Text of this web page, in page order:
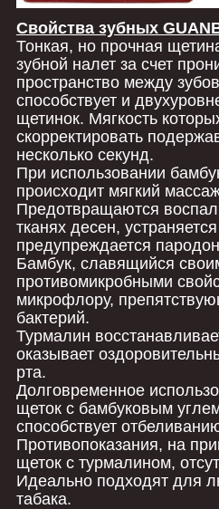
Свойства зубных
Тонкая, но прочная
зубной налет за счет
пространство между
способствует и
щетинок. Мягкость
скорректировать
несколько секунд.
При использовании
происходит мягкий
Предотвращаются
тканях десен,
предупреждается
Бамбук, славящийся
противомикробными
микрофлору,
бактерий.
Турмалин
оказывает
рта.
Долговременное
щеток с бамбуковым
способствует
Противопоказания, на
щеток с турмалином,
Идеально подходят для
табака.